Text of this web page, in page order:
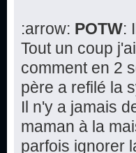
:arrow: POTW:
Tout un coup
comment en 2
père a refilé la
Il n'y a jamais
maman à la
parfois ignorer